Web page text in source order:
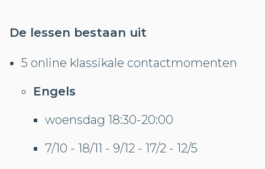
De lessen bestaan uit
5 online klassikale contactmomenten
Engels
woensdag 18:30-20:00
7/10 - 18/11 - 9/12 - 17/2 - 12/5